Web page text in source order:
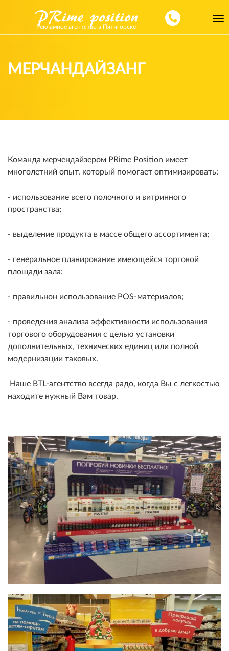
Рекламное агентство в Пятигорске
МЕРЧАНДАЙЗАНГ
Команда мерчендайзером PRime Position имеет
многолетний опыт, который помогает оптимизировать:
- использование всего полочного и витринного
пространства;
- выделение продукта в массе общего ассортимента;
- генеральное планирование имеющейся торговой
площади зала:
- правильнон использование POS-материалов;
- проведения анализа эффективности использования
торгового оборудования с целью установки
дополнительных, технических единиц или полной
модернизации таковых.
Наше BTL-агентство всегда радо, когда Вы с легкостью
находите нужный Вам товар.